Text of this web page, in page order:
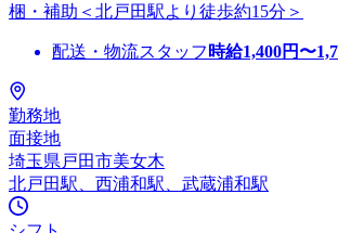
梱・補助＜北戸田駅より徒歩約15分＞
配送・物流スタッフ 時給1,400円〜
勤務地
面接地
埼玉県戸田市美女木
北戸田駅、西浦和駅、武蔵浦和駅